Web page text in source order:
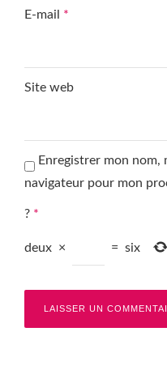
E-mail *
Site web
Enregistrer mon nom,
navigateur pour mon
? *
deux × = six